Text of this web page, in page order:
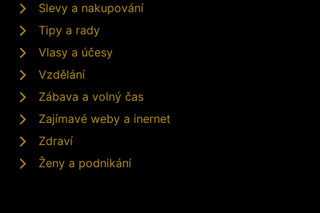
Slevy a nakupování
Tipy a rady
Vlasy a účesy
Vzdělání
Zábava a volný čas
Zajímavé weby a inernet
Zdraví
Ženy a podnikání